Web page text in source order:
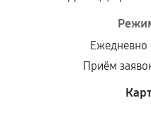
Ежедневно
Приём